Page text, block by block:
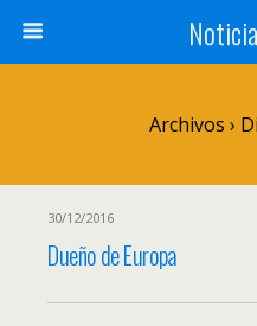
Archivos ›
30/12/2016
Dueño de Europa